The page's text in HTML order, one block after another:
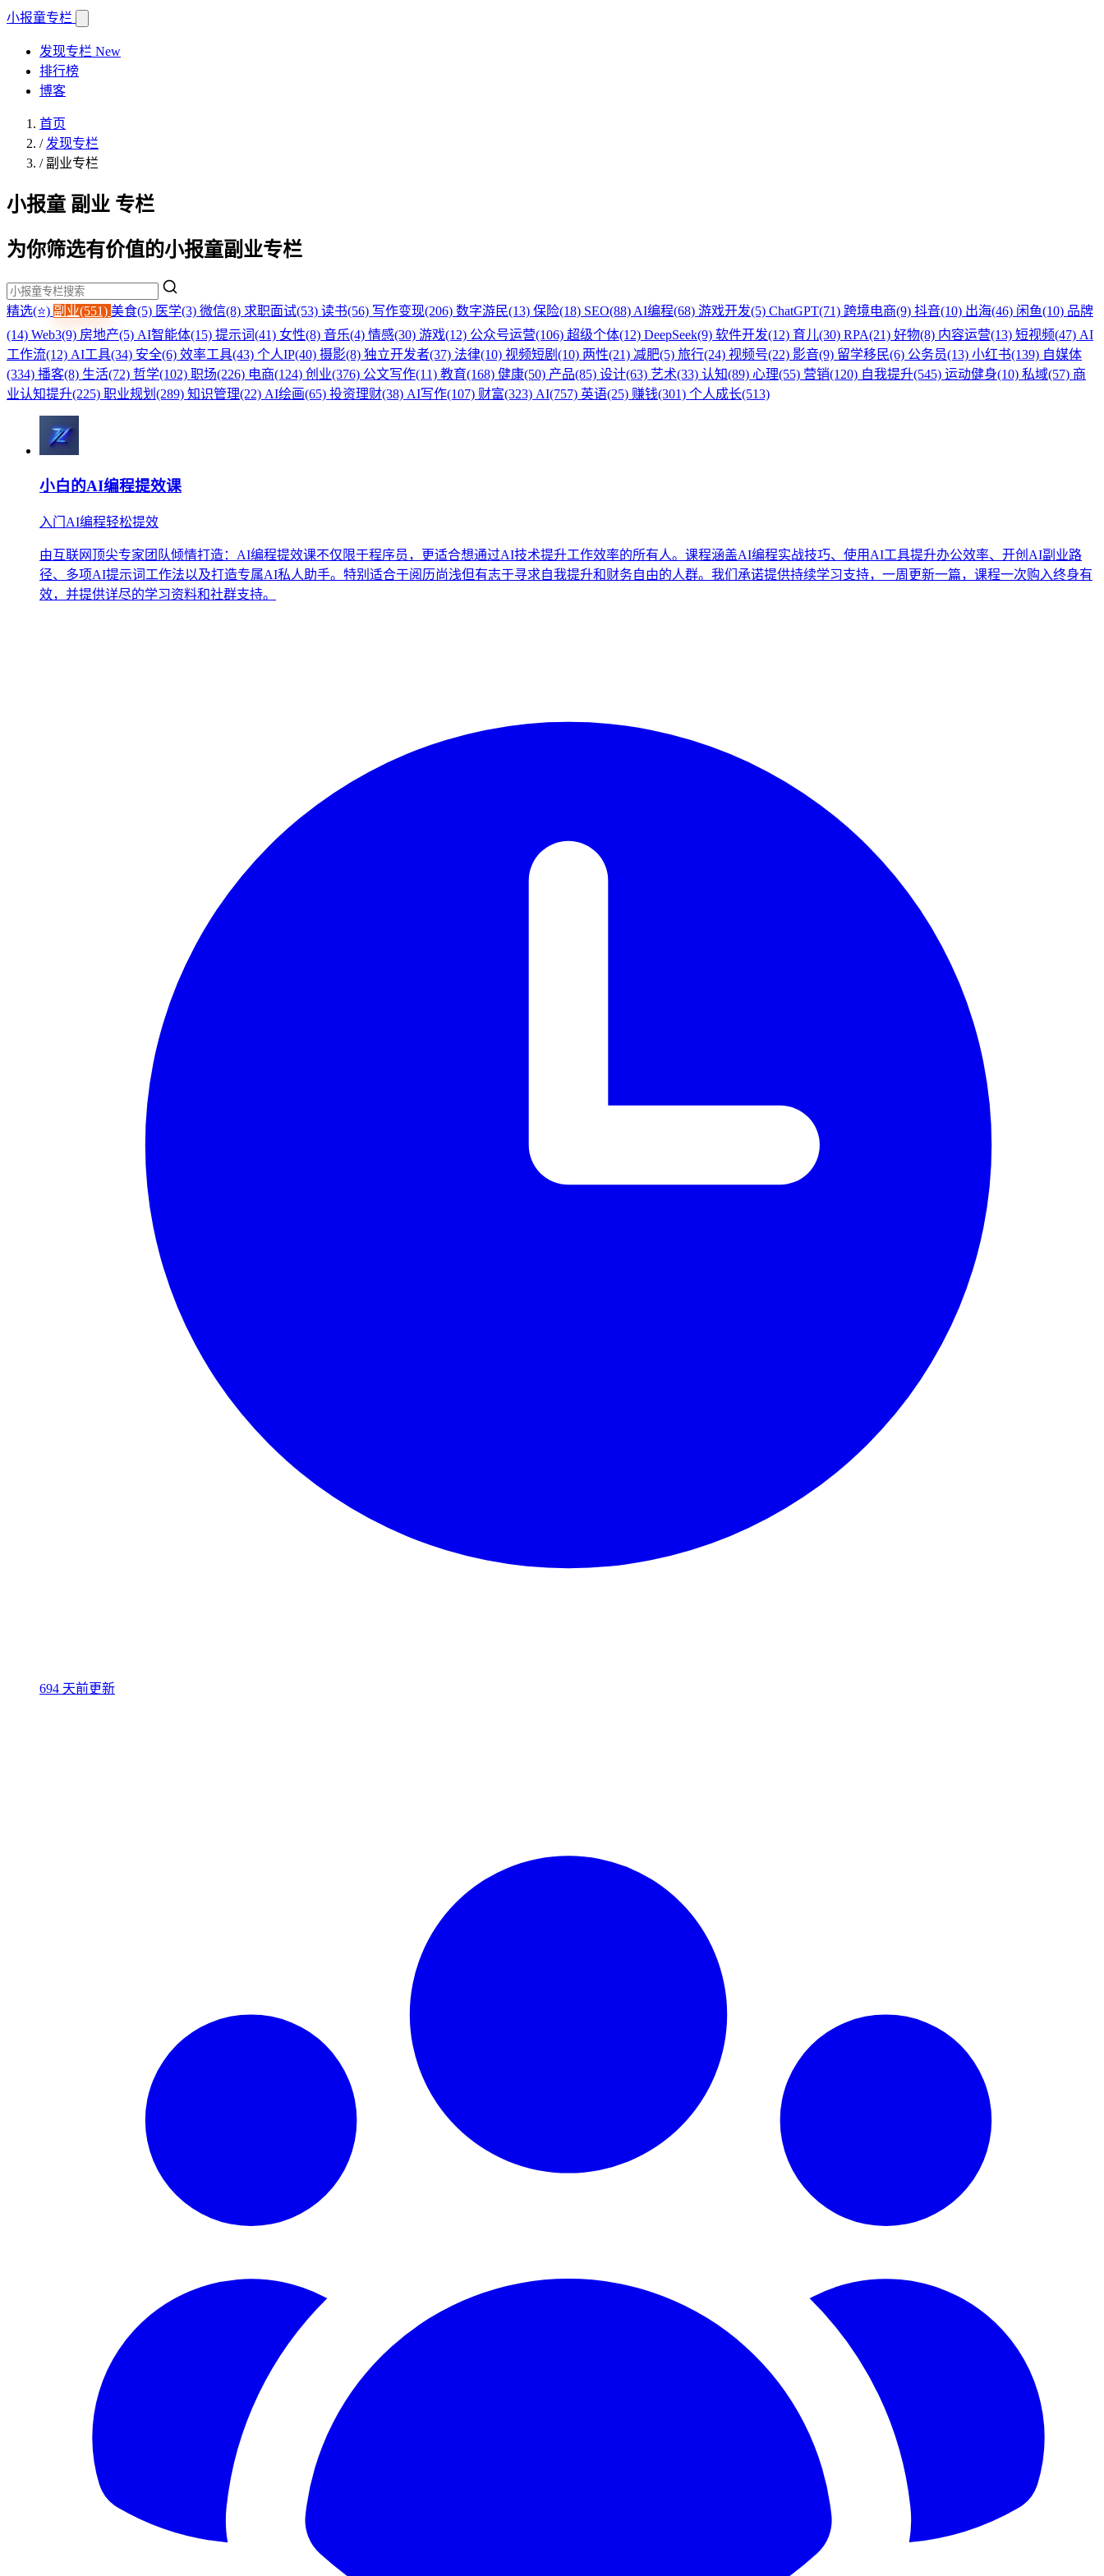
小报童专栏
发现专栏 New
排行榜
博客
首页
/ 发现专栏
/ 副业专栏
小报童 副业 专栏
为你筛选有价值的小报童副业专栏
精选(⭐) 副业(551) 美食(5) 医学(3) 微信(8) 求职面试(53) 读书(56) 写作变现(206) 数字游民(13) 保险(18) SEO(88) AI编程(68) 游戏开发(5) ChatGPT(71) 跨境电商(9) 抖音(10) 出海(46) 闲鱼(10) 品牌
(14) Web3(9) 房地产(5) AI智能体(15) 提示词(41) 女性(8) 音乐(4) 情感(30) 游戏(12) 公众号运营(106) 超级个体(12) DeepSeek(9) 软件开发(12) 育儿(30) RPA(21) 好物(8) 内容运营(13) 短视频(47) AI
工作流(12) AI工具(34) 安全(6) 效率工具(43) 个人IP(40) 摄影(8) 独立开发者(37) 法律(10) 视频短剧(10) 两性(21) 减肥(5) 旅行(24) 视频号(22) 影音(9) 留学移民(6) 公务员(13) 小红书(139) 自媒体
(334) 播客(8) 生活(72) 哲学(102) 职场(226) 电商(124) 创业(376) 公文写作(11) 教育(168) 健康(50) 产品(85) 设计(63) 艺术(33) 认知(89) 心理(55) 营销(120) 自我提升(545) 运动健身(10) 私域(57) 商
业认知提升(225) 职业规划(289) 知识管理(22) AI绘画(65) 投资理财(38) AI写作(107) 财富(323) AI(757) 英语(25) 赚钱(301) 个人成长(513)
小白的AI编程提效课
入门AI编程轻松提效
由互联网顶尖专家团队倾情打造：AI编程提效课不仅限于程序员，更适合想通过AI技术提升工作效率的所有人。课程涵盖AI编程实战技巧、使用AI工具提升办公效率、开创AI副业路
径、多项AI提示词工作法以及打造专属AI私人助手。特别适合于阅历尚浅但有志于寻求自我提升和财务自由的人群。我们承诺提供持续学习支持，一周更新一篇，课程一次购入终身有
效，并提供详尽的学习资料和社群支持。
694 天前更新